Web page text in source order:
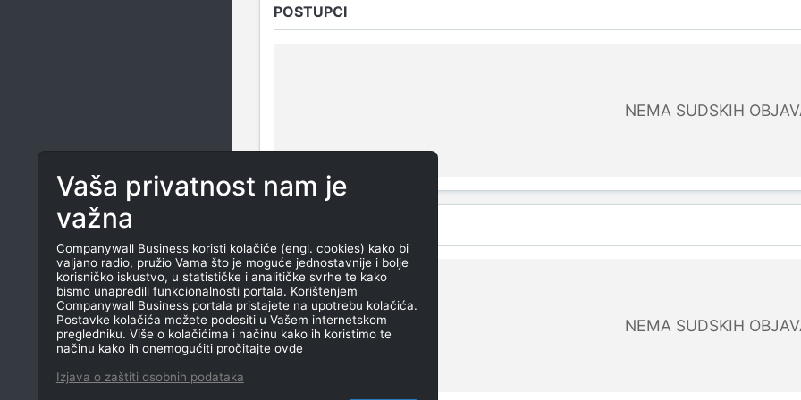
POSTUPCI
NEMA SUDSKIH
NEMA SUDSKIH
Vaša privatnost nam je
važna
Companywall Business koristi kolačiće (engl. cookies) kako bi
valjano radio, pružio Vama što je moguće jednostavnije i bolje
korisničko iskustvo, u statističke i analitičke svrhe te kako
bismo unapredili funkcionalnosti portala. Korištenjem
Companywall Business portala pristajete na upotrebu kolačića.
Postavke kolačića možete podesiti u Vašem internetskom
pregledniku. Više o kolačićima i načinu kako ih koristimo te
načinu kako ih onemogućiti pročitajte ovde
Izjava o zaštiti osobnih podataka